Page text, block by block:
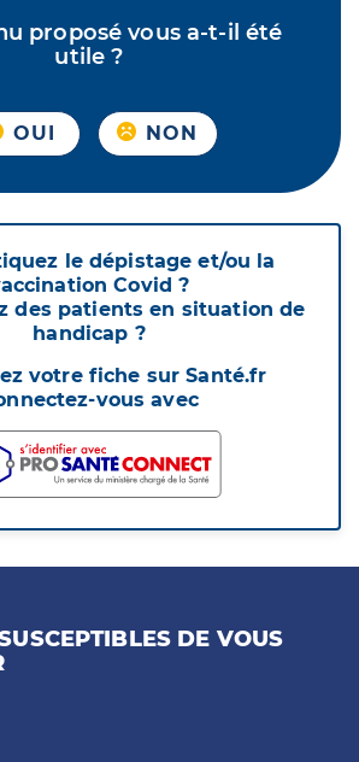
proposé vous a-t-il été
utile ?
OUI NON
le dépistage et/ou la
Covid ?
des patients en situation de
handicap ?
votre fiche sur Santé.fr
vous avec
DE VOUS